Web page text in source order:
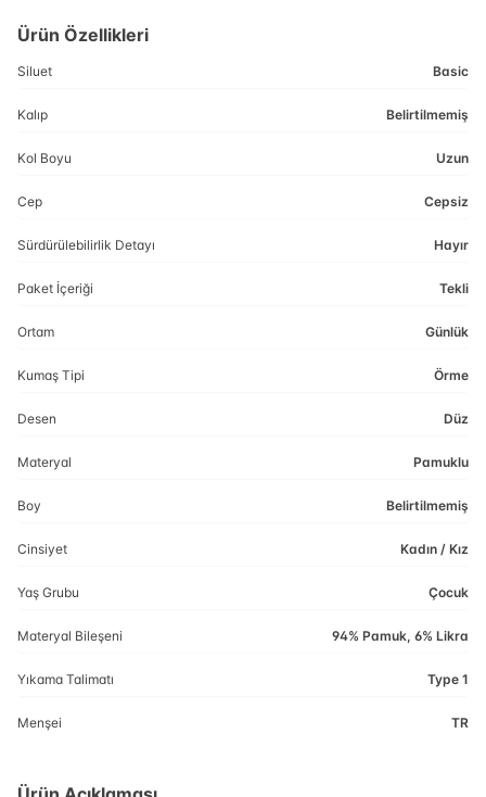
Ürün Özellikleri
Siluet Basic
Kalıp Belirtilmemiş
Kol Boyu Uzun
Cep Cepsiz
Sürdürülebilirlik Detayı Hayır
Paket İçeriği Tekli
Ortam Günlük
Kumaş Tipi Örme
Desen Düz
Materyal Pamuklu
Boy Belirtilmemiş
Cinsiyet Kadın / Kız
Yaş Grubu Çocuk
Materyal Bileşeni 94% Pamuk, 6% Likra
Yıkama Talimatı Type 1
Menşei TR